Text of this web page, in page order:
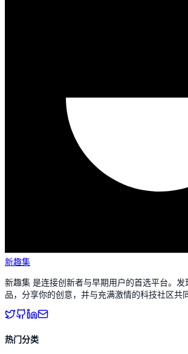
新趣集
新趣集 是连接创新者与早期用户的首选平台。发
品，分享你的创意，并与充满激情的科技社区共
热门分类